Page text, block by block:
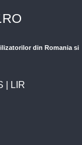
din Romania si
LIR